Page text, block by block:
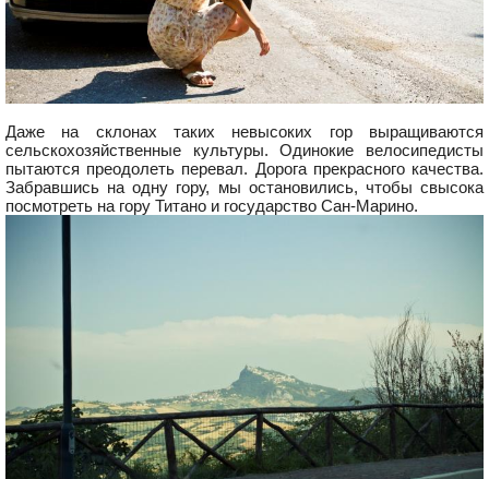
Даже на склонах таких невысоких гор выращиваются
сельскохозяйственные культуры. Одинокие велосипедисты
пытаются преодолеть перевал. Дорога прекрасного качества.
Забравшись на одну гору, мы остановились, чтобы свысока
посмотреть на гору Титано и государство Сан-Марино.